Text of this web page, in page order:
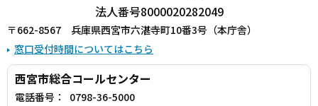
法人番号8000020282049
〒662-8567 兵庫県西宮市六湛寺町10番3号（本庁舎）
窓口受付時間についてはこちら
西宮市総合コールセンター
電話番号：
0798-36-5000